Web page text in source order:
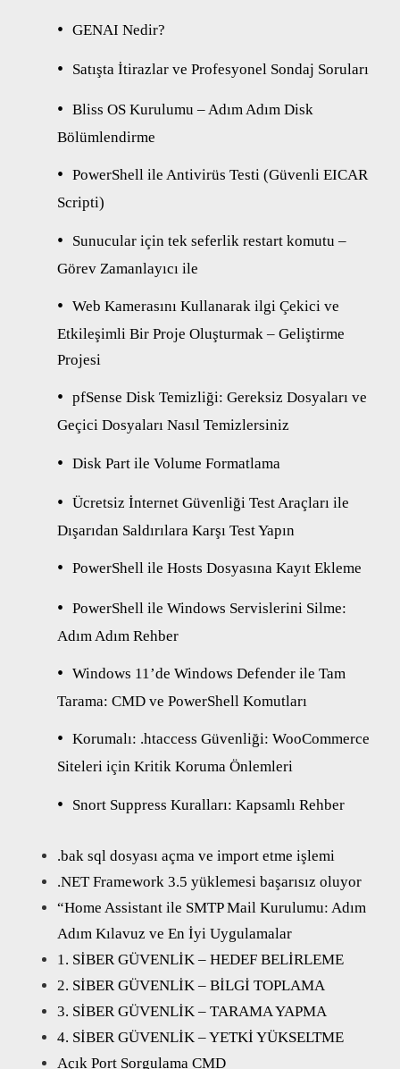
GENAI Nedir?
Satışta İtirazlar ve Profesyonel Sondaj Soruları
Bliss OS Kurulumu – Adım Adım Disk
Bölümlendirme
PowerShell ile Antivirüs Testi (Güvenli EICAR
Scripti)
Sunucular için tek seferlik restart komutu –
Görev Zamanlayıcı ile
Web Kamerasını Kullanarak ilgi Çekici ve
Etkileşimli Bir Proje Oluşturmak – Geliştirme
Projesi
pfSense Disk Temizliği: Gereksiz Dosyaları ve
Geçici Dosyaları Nasıl Temizlersiniz
Disk Part ile Volume Formatlama
Ücretsiz İnternet Güvenliği Test Araçları ile
Dışarıdan Saldırılara Karşı Test Yapın
PowerShell ile Hosts Dosyasına Kayıt Ekleme
PowerShell ile Windows Servislerini Silme:
Adım Adım Rehber
Windows 11’de Windows Defender ile Tam
Tarama: CMD ve PowerShell Komutları
Korumalı: .htaccess Güvenliği: WooCommerce
Siteleri için Kritik Koruma Önlemleri
Snort Suppress Kuralları: Kapsamlı Rehber
.bak sql dosyası açma ve import etme işlemi
.NET Framework 3.5 yüklemesi başarısız oluyor
“Home Assistant ile SMTP Mail Kurulumu: Adım
Adım Kılavuz ve En İyi Uygulamalar
1. SİBER GÜVENLİK – HEDEF BELİRLEME
2. SİBER GÜVENLİK – BİLGİ TOPLAMA
3. SİBER GÜVENLİK – TARAMA YAPMA
4. SİBER GÜVENLİK – YETKİ YÜKSELTME
Açık Port Sorgulama CMD